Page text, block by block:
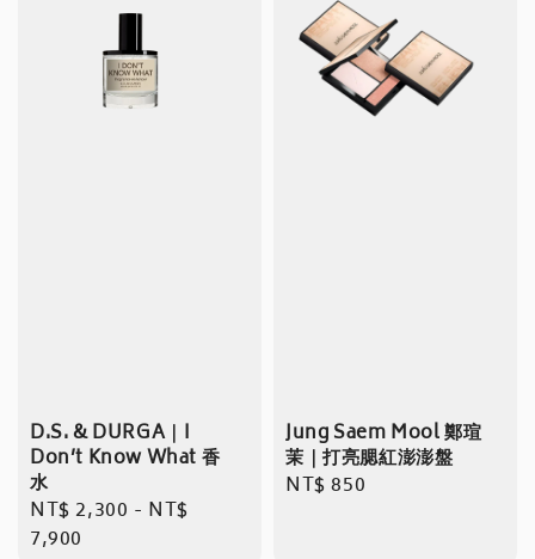
D.S. & DURGA｜I
Don’t Know What 香
水
Regular
price
NT$ 2,300 - NT$
7,900
Jung Saem Mool 鄭瑄
茉｜打亮腮紅澎澎盤
Regular
NT$ 850